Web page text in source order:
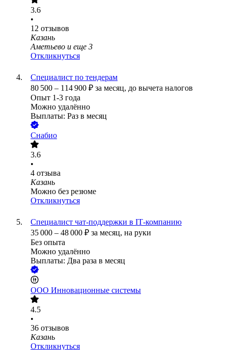
3.6
•
12 отзывов
Казань
Аметьево и еще 3
Откликнуться
Специалист по тендерам
80 500 – 114 900 ₽ за месяц, до вычета налогов
Опыт 1-3 года
Можно удалённо
Выплаты: Раз в месяц
Снабио
3.6
•
4 отзыва
Казань
Можно без резюме
Откликнуться
Специалист чат‑поддержки в IT‑компанию
35 000 – 48 000 ₽ за месяц, на руки
Без опыта
Можно удалённо
Выплаты: Два раза в месяц
ООО Инновационные системы
4.5
•
36 отзывов
Казань
Откликнуться